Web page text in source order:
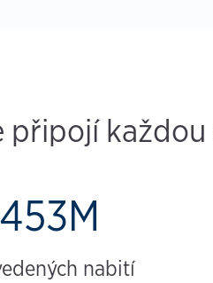
připojí
453M
nabití